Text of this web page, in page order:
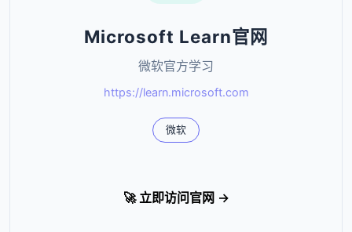
Microsoft Learn官网
微软官方学习
https://learn.microsoft.com
微软
🚀 立即访问官网 →